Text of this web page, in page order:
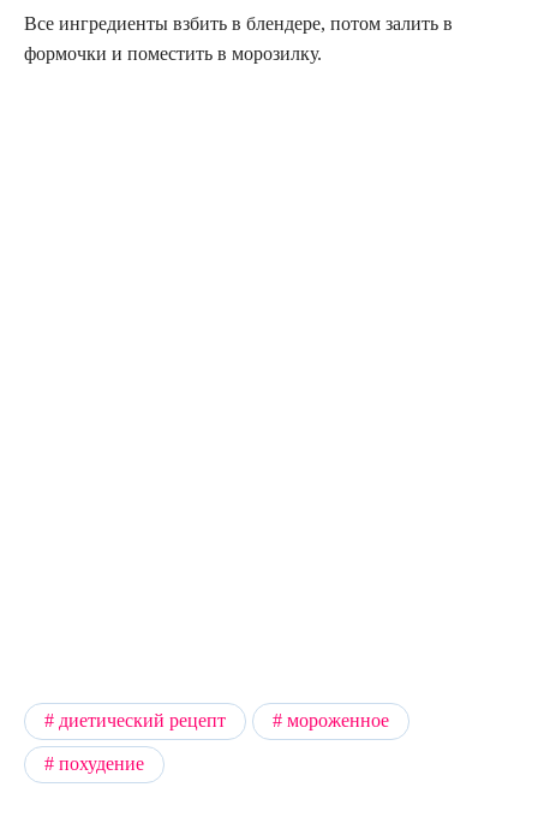
Все ингредиенты взбить в блендере, потом залить в
формочки и поместить в морозилку.
диетический рецепт
мороженное
похудение